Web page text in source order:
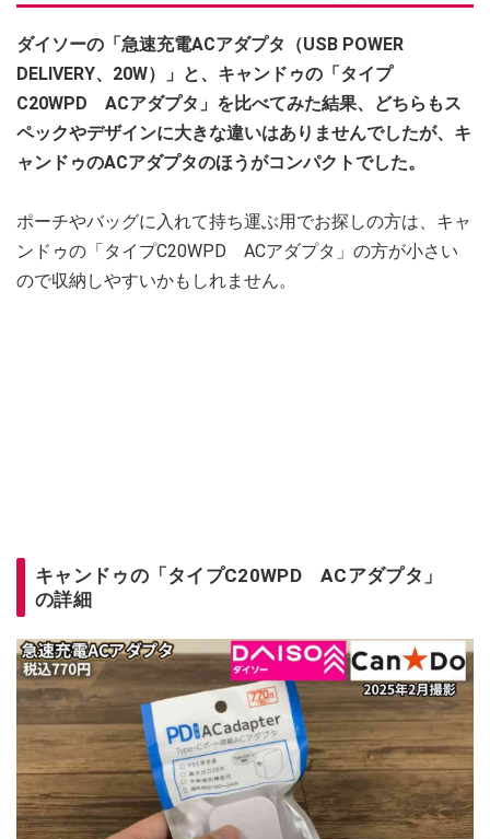
ダイソーの「急速充電ACアダプタ（USB POWER
DELIVERY、20W）」と、キャンドゥの「タイプ
C20WPD ACアダプタ」を比べてみた結果、どちらもス
ペックやデザインに大きな違いはありませんでしたが、キ
ャンドゥのACアダプタのほうがコンパクトでした。
ポーチやバッグに入れて持ち運ぶ用でお探しの方は、キャ
ンドゥの「タイプC20WPD ACアダプタ」の方が小さい
ので収納しやすいかもしれません。
キャンドゥの「タイプC20WPD ACアダプタ」
の詳細